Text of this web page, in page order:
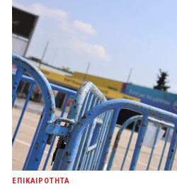
ΕΠΙΚΑΙΡΟΤΗΤΑ